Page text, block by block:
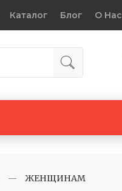
Каталог Блог О Нас
ЖЕНЩИНАМ